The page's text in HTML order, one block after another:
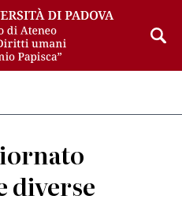
diverse